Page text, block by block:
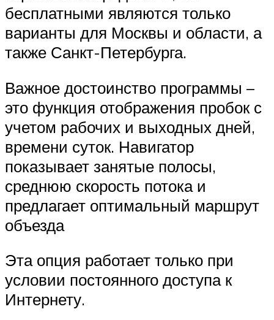
бесплатными являются только
варианты для Москвы и области, а
также Санкт-Петербурга.
Важное достоинство программы –
это функция отображения пробок с
учетом рабочих и выходных дней,
времени суток. Навигатор
показывает занятые полосы,
среднюю скорость потока и
предлагает оптимальный маршрут
объезда
Эта опция работает только при
условии постоянного доступа к
Интернету.